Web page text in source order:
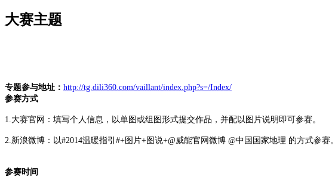
大赛主题
专题参与地址： http://tg.dili360.com/vaillant/index.php?s=/Index/
参赛方式
1.大赛官网：填写个人信息，以单图或组图形式提交作品，并配以图片说明即可参赛。
2.新浪微博：以#2014温暖指引#+图片+图说+@威能官网微博 @中国国家地理 的方式参赛。
参赛时间